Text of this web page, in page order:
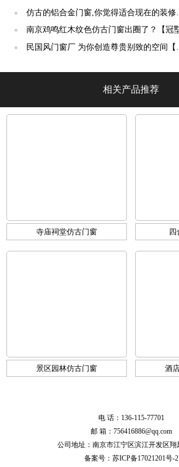
●
仿古的铝合金门窗,你觉得适合现在的装修
【冠墅阳光】
●
南京鸡鸣红木纹色仿古门窗出圈了？【冠
光】
●
民国风门窗厂 为你创造尊贵别致的空间【冠
相关产品推荐
寺庙祠堂仿古门窗 四
景区园林仿古门窗 酒
电 话：136-115-77701
邮 箱：756416886@qq.com
公司地址：南京市江宁区滨江开发区翔
备案号： 苏ICP备17021201号-2